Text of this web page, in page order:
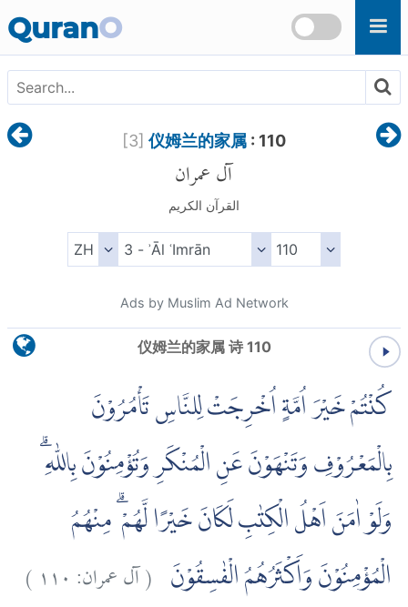
QuranO
[3] 仪姆兰的家属: 110
آل عمران
القرآن الكريم
Ads by Muslim Ad Network
仪姆兰的家属 诗 110
كُنْتُمْ خَيْرَ اُمَّةٍ اُخْرِجَتْ لِلنَّاسِ تَأْمُرُوْنَ
بِالْمَعْرُوْفِ وَتَنْهَوْنَ عَنِ الْمُنْكَرِ وَتُؤْمِنُوْنَ بِاللّٰهِ ۗ
وَلَوْ اٰمَنَ اَهْلُ الْكِتٰبِ لَكَانَ خَيْرًا لَّهُمْ ۗ مِنْهُمُ
الْمُؤْمِنُوْنَ وَاَكْثَرُهُمُ الْفٰسِقُوْنَ (آل عمران: ١١٠ )